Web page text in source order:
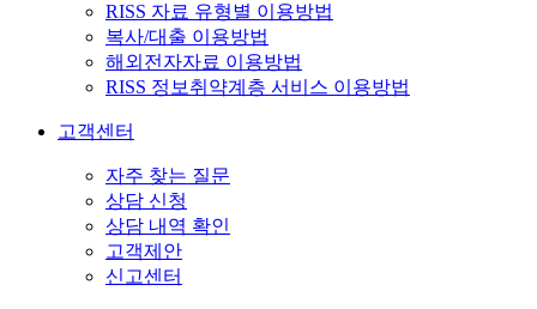
RISS 자료 유형별 이용방법
복사/대출 이용방법
해외전자자료 이용방법
RISS 정보취약계층 서비스 이용방법
고객센터
자주 찾는 질문
상담 신청
상담 내역 확인
고객제안
신고센터